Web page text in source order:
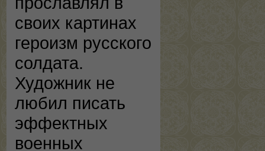
своих картинах
героизм русского
солдата.
Художник не
любил писать
эффектных
военных